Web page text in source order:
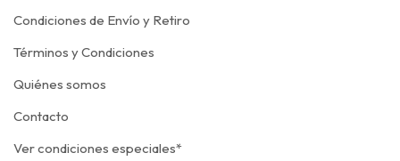
Condiciones de Envío y Retiro
Términos y Condiciones
Quiénes somos
Contacto
Ver condiciones especiales*